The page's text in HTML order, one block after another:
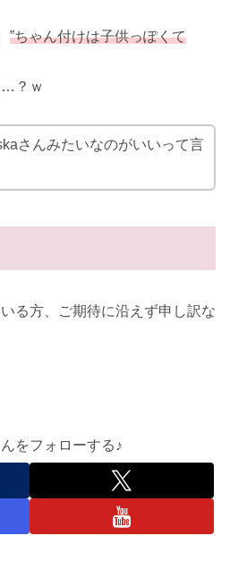
”ちゃん付けは子供っぽくて
…？ｗ
さんみたいなのがいいって言
る方、ご期待に沿えず申し訳な
をフォローする♪